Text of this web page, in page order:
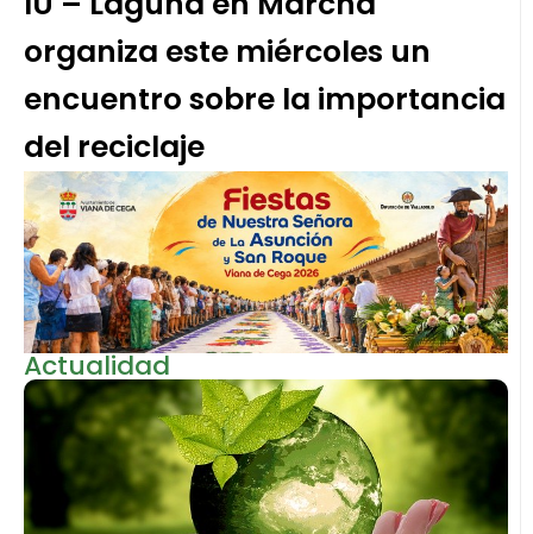
organiza este miércoles un
encuentro sobre la importancia
del reciclaje
Actualidad